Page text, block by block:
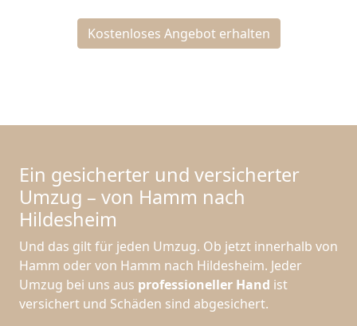
Kostenloses Angebot erhalten
Ein gesicherter und versicherter
Umzug – von Hamm nach
Hildesheim
Und das gilt für jeden Umzug. Ob jetzt innerhalb von
Hamm oder von Hamm nach Hildesheim. Jeder
Umzug bei uns aus professioneller Hand ist
versichert und Schäden sind abgesichert.